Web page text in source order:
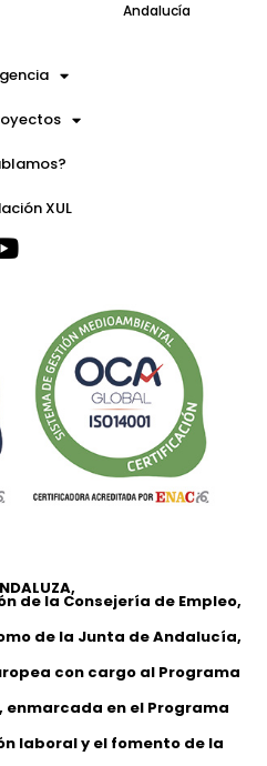
Andalucía
XUL
de la Consejería de Empleo,
de la Junta de Andalucía,
con cargo al Programa
enmarcada en el Programa
laboral y el fomento de la